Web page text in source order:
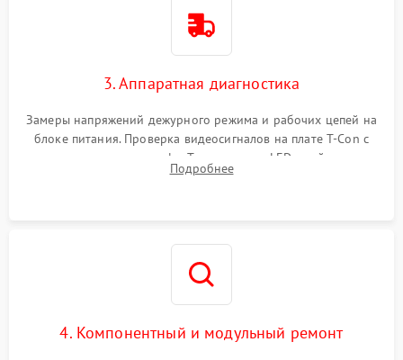
3. Аппаратная диагностика
Замеры напряжений дежурного режима и рабочих цепей на
блоке питания. Проверка видеосигналов на плате T-Con с
помощью осциллографа. Тестирование LED-драйвера и
светодиодных планок подсветки мультиметром.
Подробнее
4. Компонентный и модульный ремонт